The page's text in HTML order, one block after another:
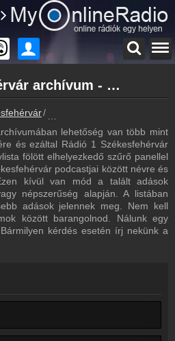
oldalára
hírek
Rádió 1 Székesfehérvár archívum - Rádió 1 Székesfehérvár podcasts - Rádió 1 Székesfehérvár visszahallgatás
lehetőség van több mint
és ezáltal Rádió 1 Székesfehérvár
fölött elhelyezkedő szűrő panellel
podcastjai között névre és
kívül van mód a talált adások
népszerűség alapján. A listában
adások jelennek meg. Nem kell
között barangolnod. Nálunk egy
kérdés esetén írj nekünk a